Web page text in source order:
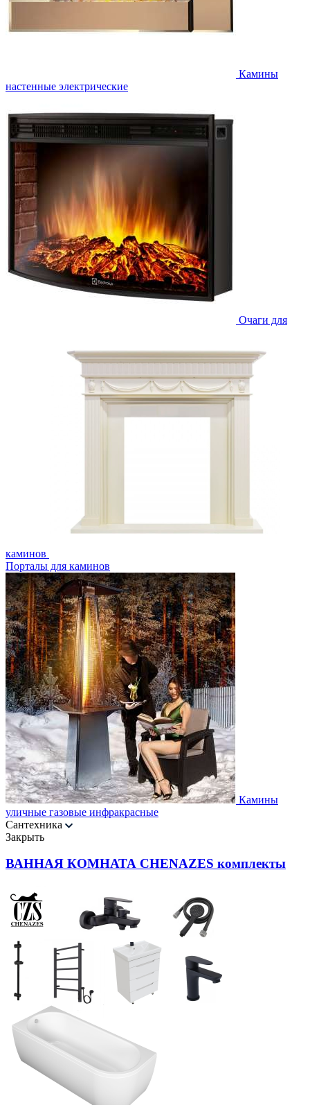
Камины
настенные электрические
Очаги для
каминов
Порталы для каминов
Камины
уличные газовые инфракрасные
Сантехника
Закрыть
ВАННАЯ КОМНАТА CHENAZES комплекты